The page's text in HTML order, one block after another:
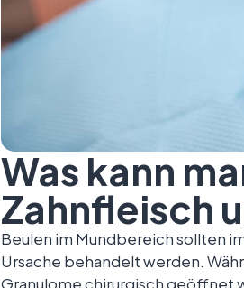
Was kann
Zahnfleisch
Beulen im Mundbereich sollten
Ursache behandelt werden.
Granulome chirurgisch geöffnet